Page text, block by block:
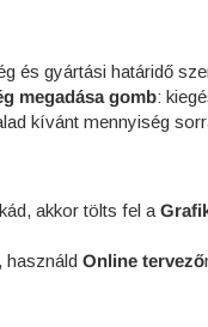
és gyártási határidő
megadása gomb:
kívánt mennyiség
akkor tölts fel a
használd Online tervező